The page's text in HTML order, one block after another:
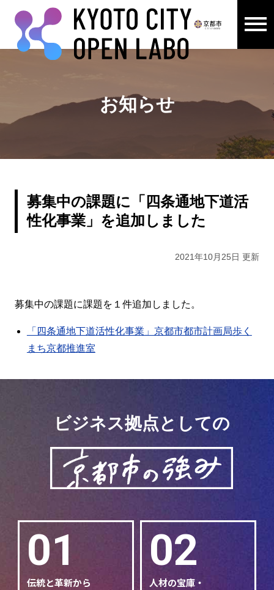
ここから本文です。
お知らせ
募集中の課題に「四条通地下道活
性化事業」を追加しました
2021年10月25日 更新
募集中の課題に課題を１件追加しました。
「四条通地下道活性化事業」京都市都市計画局歩く
まち京都推進室
ビジネス拠点としての
01
伝統と革新から
02
人材の宝庫・